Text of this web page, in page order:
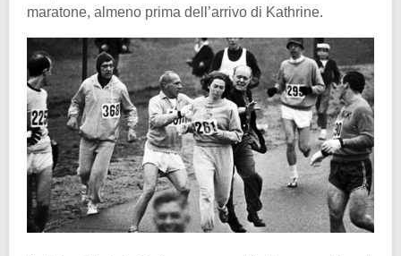
maratone, almeno prima dell’arrivo di Kathrine.